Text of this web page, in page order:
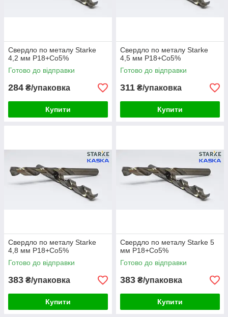
Свердло по металу Starke
4,2 мм Р18+Co5%
Готово до відправки
284 ₴/упаковка
Купити
Свердло по металу Starke
4,5 мм Р18+Co5%
Готово до відправки
311 ₴/упаковка
Купити
Свердло по металу Starke
4,8 мм Р18+Co5%
Готово до відправки
383 ₴/упаковка
Купити
Свердло по металу Starke 5
мм Р18+Co5%
Готово до відправки
383 ₴/упаковка
Купити